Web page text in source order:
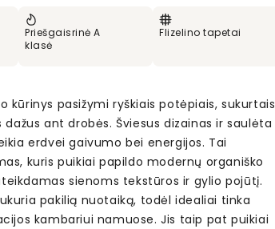
Priešgaisrinė A
klasė
Flizelino tapetai
kūrinys pasižymi ryškiais potėpiais, sukurtais
ant drobės. Šviesus dizainas ir saulėta
erdvei gaivumo bei energijos. Tai
kuris puikiai papildo modernų organiško
sienoms tekstūros ir gylio pojūtį.
pakilią nuotaiką, todėl idealiai tinka
kambariui namuose. Jis taip pat puikiai